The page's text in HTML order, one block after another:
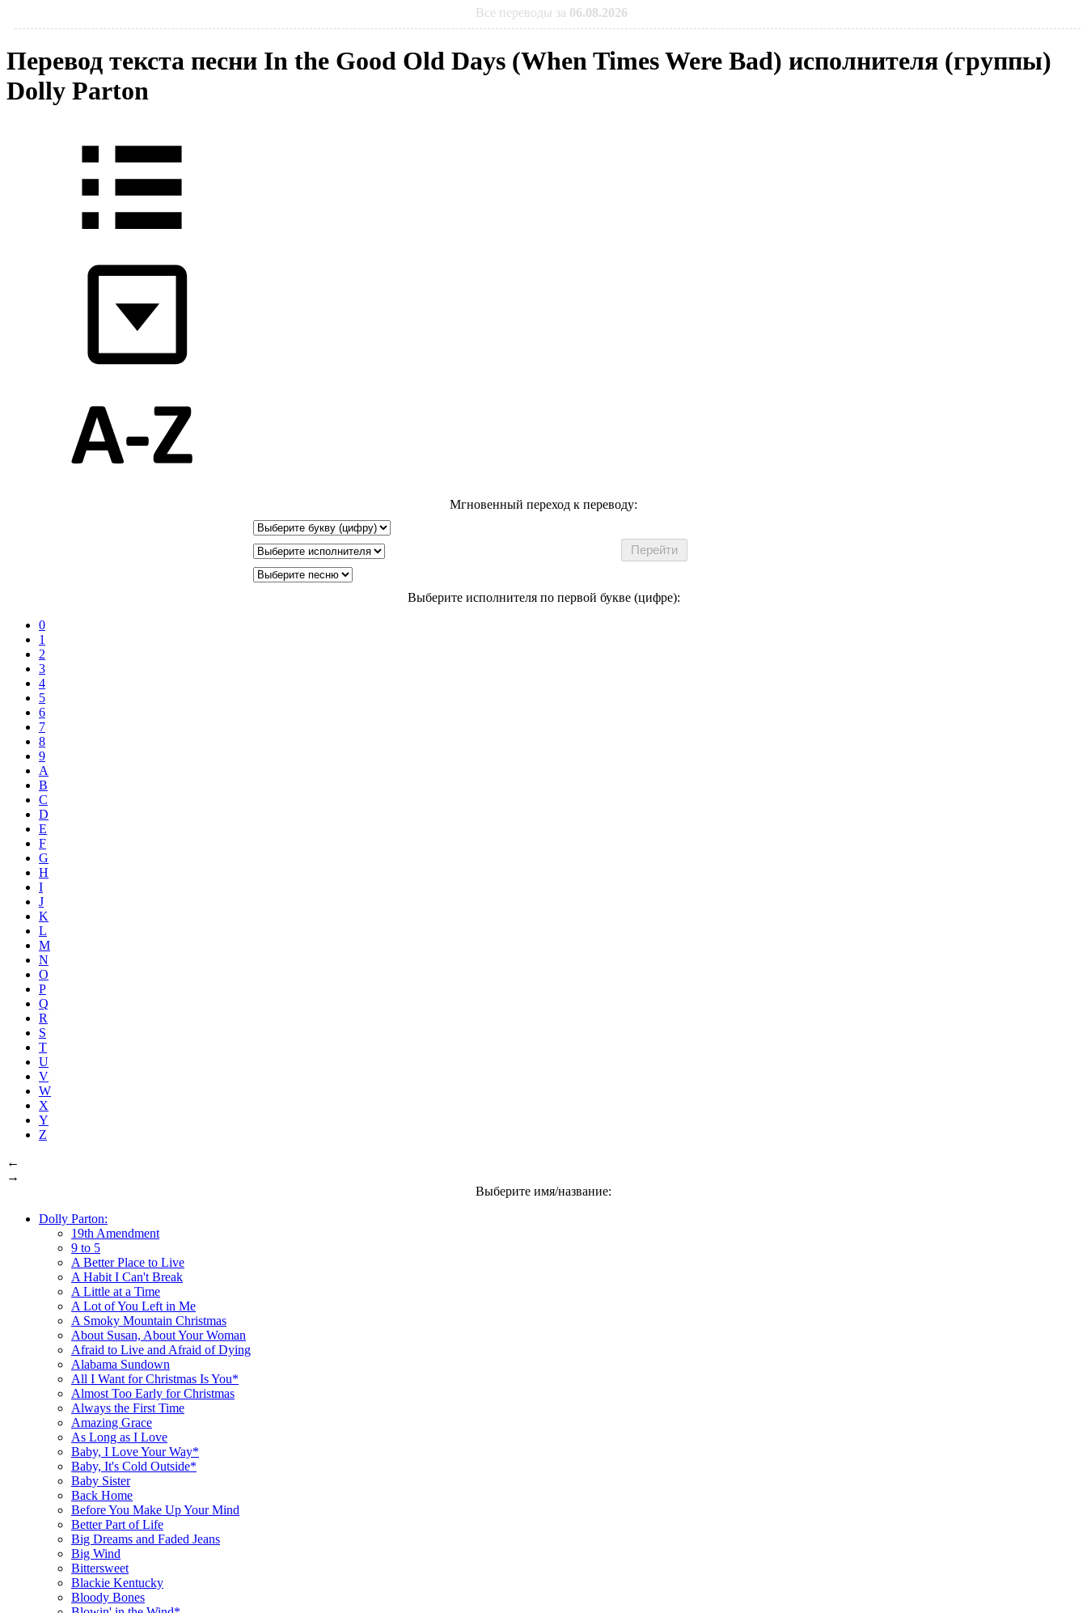
Все переводы за 06.08.2026
Перевод текста песни In the Good Old Days (When Times Were Bad) исполнителя (группы)
Dolly Parton
Мгновенный переход к переводу:
Выберите исполнителя по первой букве (цифре):
0
1
2
3
4
5
6
7
8
9
A
B
C
D
E
F
G
H
I
J
K
L
M
N
O
P
Q
R
S
T
U
V
W
X
Y
Z
←
→
Выберите имя/название:
Dolly Parton:
19th Amendment
9 to 5
A Better Place to Live
A Habit I Can't Break
A Little at a Time
A Lot of You Left in Me
A Smoky Mountain Christmas
About Susan, About Your Woman
Afraid to Live and Afraid of Dying
Alabama Sundown
All I Want for Christmas Is You*
Almost Too Early for Christmas
Always the First Time
Amazing Grace
As Long as I Love
Baby, I Love Your Way*
Baby, It's Cold Outside*
Baby Sister
Back Home
Before You Make Up Your Mind
Better Part of Life
Big Dreams and Faded Jeans
Big Wind
Bittersweet
Blackie Kentucky
Bloody Bones